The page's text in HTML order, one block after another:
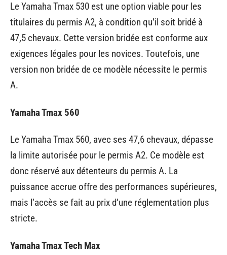
Le Yamaha Tmax 530 est une option viable pour les
titulaires du permis A2, à condition qu’il soit bridé à
47,5 chevaux. Cette version bridée est conforme aux
exigences légales pour les novices. Toutefois, une
version non bridée de ce modèle nécessite le permis
A.
Yamaha Tmax 560
Le Yamaha Tmax 560, avec ses 47,6 chevaux, dépasse
la limite autorisée pour le permis A2. Ce modèle est
donc réservé aux détenteurs du permis A. La
puissance accrue offre des performances supérieures,
mais l’accès se fait au prix d’une réglementation plus
stricte.
Yamaha Tmax Tech Max